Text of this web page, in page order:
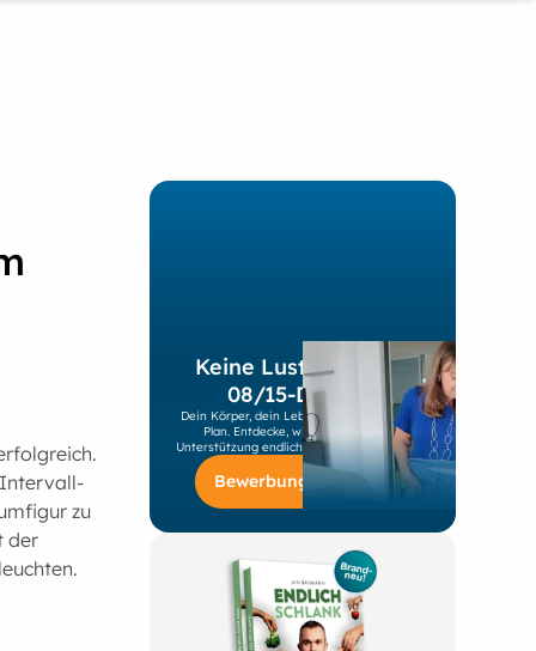
Intervall-
zu
der
Keine Lust mehr auf
08/15-Diäten?
Dein Körper, dein Leben, dein individueller
Plan. Entdecke, wie du mit unserer
Unterstützung endlich nachhaltig abnimmst!
Bewerbung starten